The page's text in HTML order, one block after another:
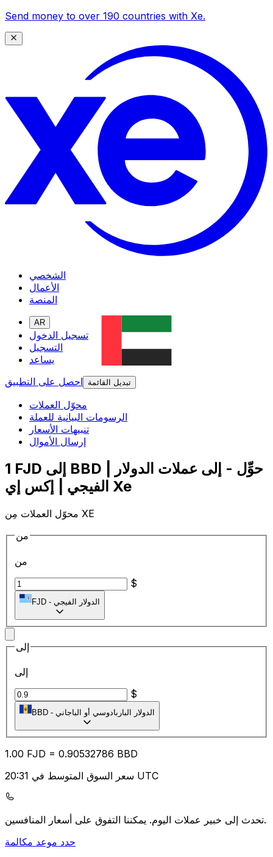
Send money to over 190 countries with Xe.
الشخصي
الأعمال
المنصة
AR
تسجيل الدخول
التسجيل
يساعد
احصل على التطبيق
تبديل القائمة
محوّل العملات
الرسومات البيانية للعملة
تنبيهات الأسعار
إرسال الأموال
1 FJD إلى BBD | حوِّل - إلى عملات الدولار
الفيجي | إكس إي Xe
محوّل العملات مِن XE
من
من
$
FJD - الدولار الفيجي
إلى
إلى
$
BBD - الدولار الباربادوسي أو الباجاني
1.00 FJD = 0.90532786 BBD
سعر السوق المتوسط في 20:31 UTC
تحدث إلى خبير عملات اليوم.يمكننا التفوق على أسعار المنافسين.
حدد موعد مكالمة